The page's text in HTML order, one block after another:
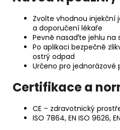
Zvolte vhodnou injekční
a doporučení lékaře
Pevně nasaďte jehlu na
Po aplikaci bezpečně
ostrý odpad
Určeno pro jednorázové
Certifikace a
CE – zdravotnický
ISO 7864, EN ISO 9626,